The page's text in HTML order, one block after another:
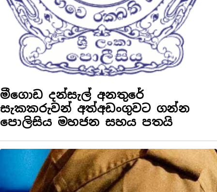
මීගොඩ දන්සැල් අනතුරේ
සැකකරුවන් අත්අඩංගුවට ගන්න
පොලිසිය මහජන සහය පතයි